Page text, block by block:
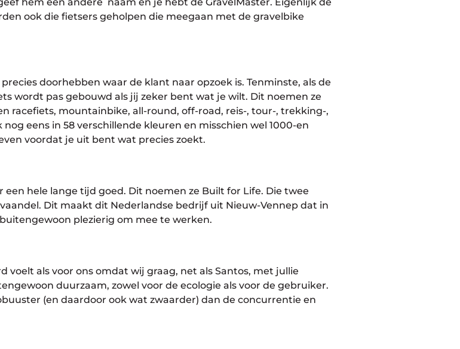
ook die fietsers geholpen die meegaan met de gravelbike
doorhebben waar de klant naar opzoek is. Tenminste, als de
wordt pas gebouwd als jij zeker bent wat je wilt. Dit noemen ze
racefiets, mountainbike, all-round, off-road, reis-, tour-, trekking-,
eens in 58 verschillende kleuren en misschien wel 1000-en
voordat je uit bent wat precies zoekt.
een hele lange tijd goed. Dit noemen ze Built for Life. Die twee
Dit maakt dit Nederlandse bedrijf uit Nieuw-Vennep dat in
plezierig om mee te werken.
voelt als voor ons omdat wij graag, net als Santos, met jullie
duurzaam, zowel voor de ecologie als voor de gebruiker.
(en daardoor ook wat zwaarder) dan de concurrentie en